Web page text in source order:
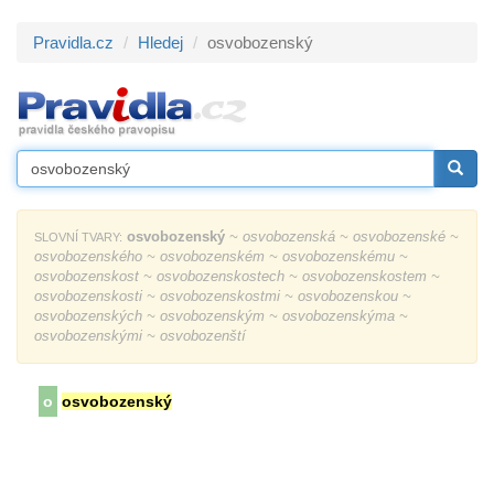
Pravidla.cz Hledej osvobozenský
SLOVNÍ TVARY: osvobozenský ~ osvobozenská ~ osvobozenské ~
osvobozenského ~ osvobozenském ~ osvobozenskému ~
osvobozenskost ~ osvobozenskostech ~ osvobozenskostem ~
osvobozenskosti ~ osvobozenskostmi ~ osvobozenskou ~
osvobozenských ~ osvobozenským ~ osvobozenskýma ~
osvobozenskými ~ osvobozenští
o osvobozenský